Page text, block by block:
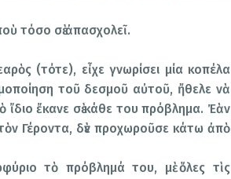
τόσο σὲ ἀπασχολεῖ.
(τότε), εἶχε γνωρίσει μία κοπέλα
τοῦ δεσμοῦ αὐτοῦ, ἤθελε νὰ
ἔκανε σὲ κάθε του πρόβλημα. Ἐὰν
Γέροντα, δὲν προχωροῦσε κάτω ἀπὸ
τὸ πρόβλημά του, μὲ ὅλες τὶς